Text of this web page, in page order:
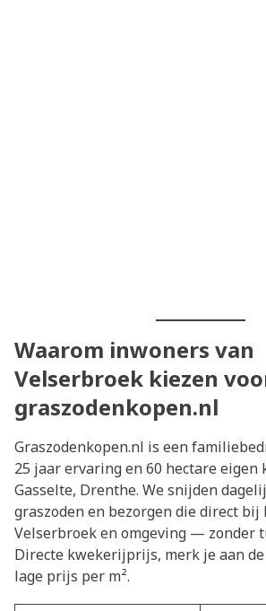
Waarom inwoners van
Velserbroek kiezen
graszodenkopen.nl
Graszodenkopen.nl is een
25 jaar ervaring en 60 hectare
Gasselte, Drenthe. We snijden
graszoden en bezorgen die direct
Velserbroek en omgeving — zonder
Directe kwekerijprijs, merk je aan
lage prijs per m².